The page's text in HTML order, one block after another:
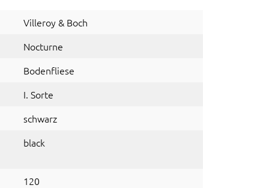
Villeroy & Boch
Nocturne
Bodenfliese
I. Sorte
schwarz
black
120